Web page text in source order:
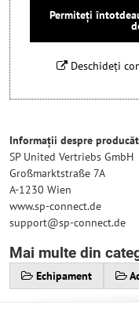
Permiteți
Deschideți
Informații despre
SP United Vertriebs GmbH
Großmarktstraße 7A
A-1230 Wien
www.sp-connect.de
support@sp-connect.de
Mai multe din
Echipament